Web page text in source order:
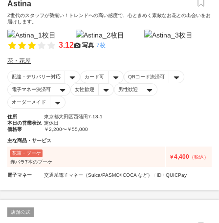
Astina
Z世代のスタッフが勢揃い！トレンドへの高い感度で、心ときめく素敵なお花との出会いをお
届けします。
3.12 写真 7枚
花・花屋
配達・デリバリー対応 カード可 QRコード決済可
電子マネー決済可 女性歓迎 男性歓迎
オーダーメイド
住所
東京都大田区西蒲田7-18-1
本日の営業状況 定休日
価格帯
￥2,200〜￥55,000
主な商品・サービス
花束・ブーケ
赤バラ7本のブーケ
￥4,400 （税込）
電子マネー 交通系電子マネー（Suica/PASMO/ICOCA など） iD QUICPay
店舗公式